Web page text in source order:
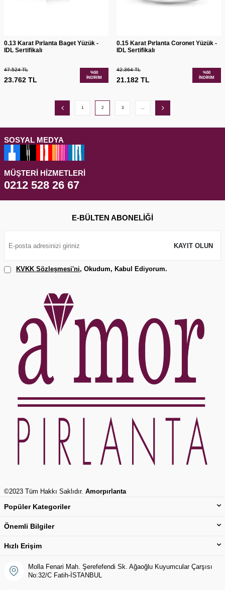
0.13 Karat Pırlanta Baget Yüzük -
IDL Sertifikalı
47.524TL
23.762 TL
%50
İNDIRIM
0.15 Karat Pırlanta Coronet Yüzük -
IDL Sertifikalı
42.364TL
21.182 TL
%50
İNDIRIM
1 2 3 …
SOSYAL MEDYA
MÜŞTERI HIZMETLERI
0212 528 26 67
E-BÜLTEN ABONELIĞI
KAYIT OLUN
KVKK Sözleşmesi'ni, Okudum, Kabul Ediyorum.
©2023 Tüm Hakkı Saklıdır. Amorpırlanta
Popüler Kategoriler
Önemli Bilgiler
Hızlı Erişim
Molla Fenari Mah. Şerefefendi Sk. Ağaoğlu Kuyumcular Çarşısı
No:32/C Fatih-İSTANBUL